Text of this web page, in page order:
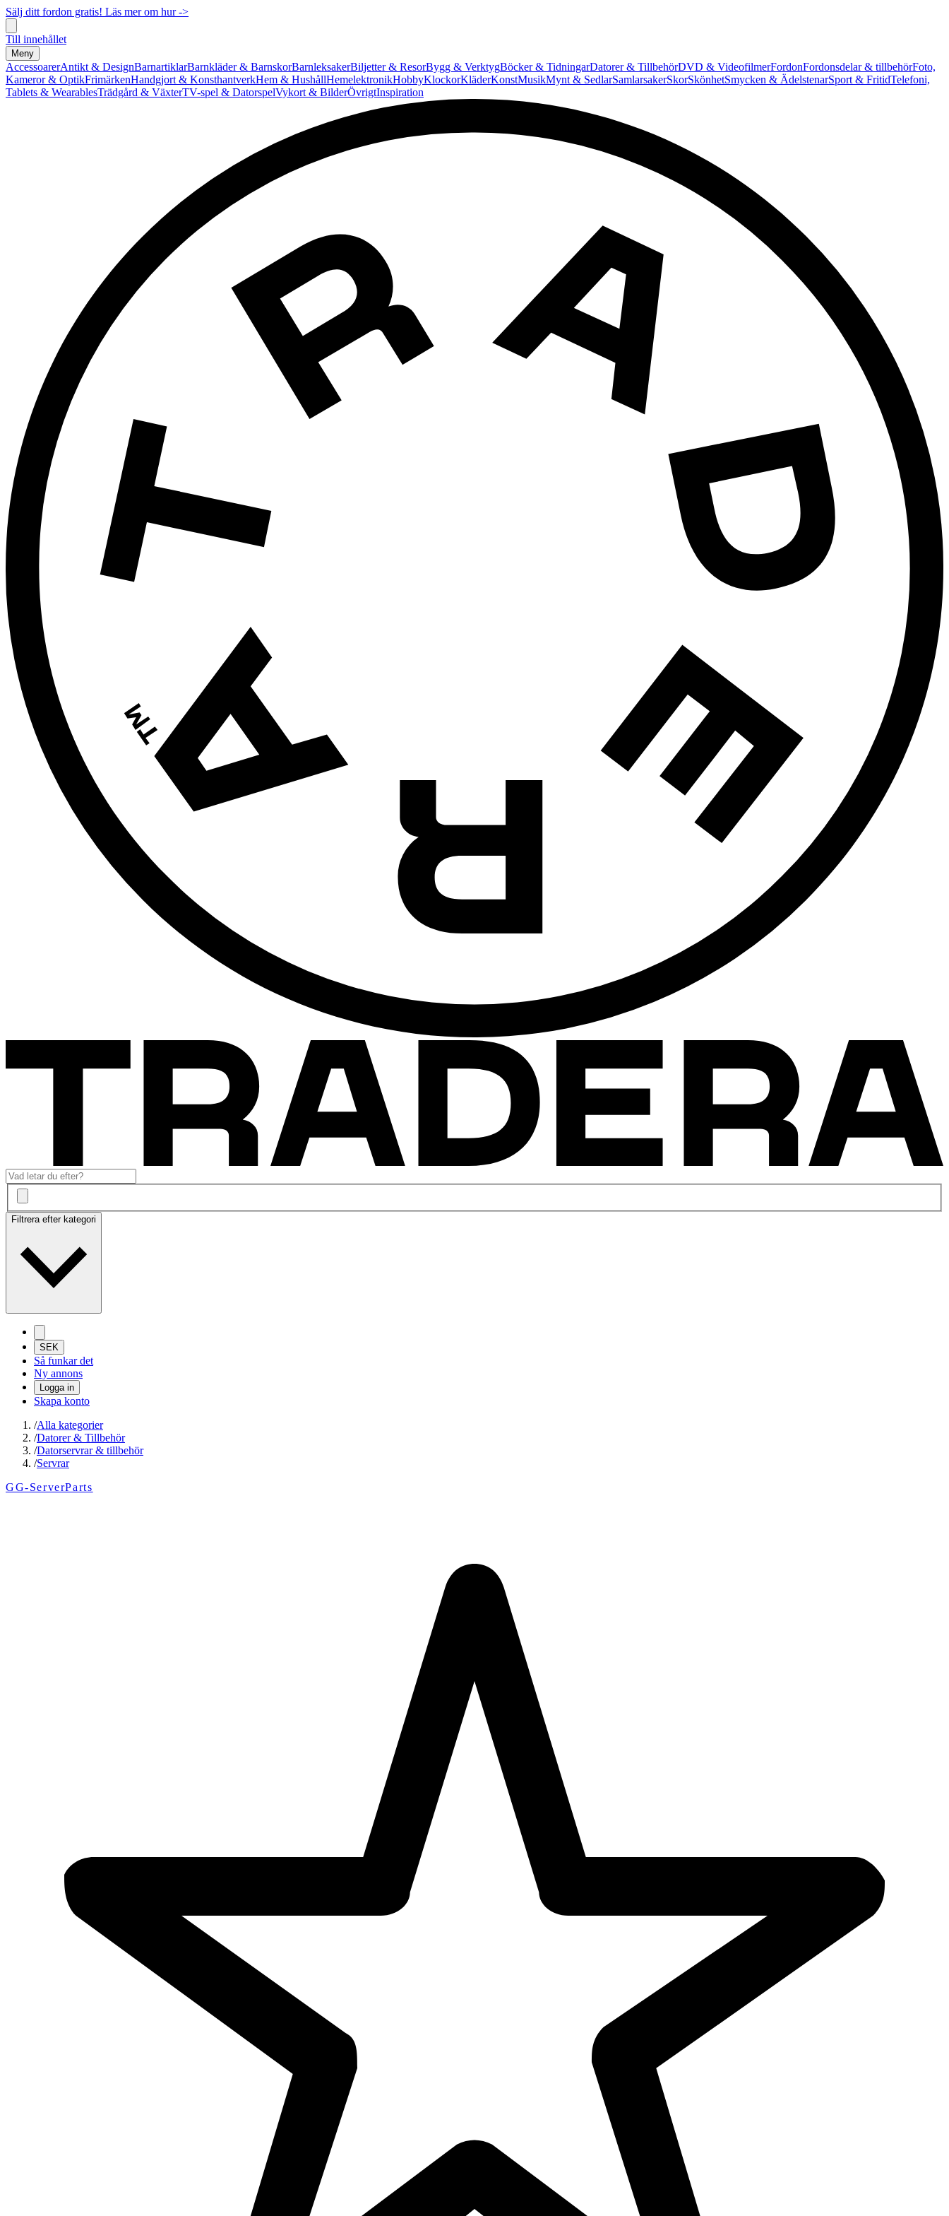
Sälj ditt fordon gratis! Läs mer om hur ->
Till innehållet
Meny
AccessoarerAntikt & DesignBarnartiklarBarnkläder & BarnskorBarnleksakerBiljetter & ResorBygg & VerktygBöcker & TidningarDatorer & TillbehörDVD & VideofilmerFordonFordonsdelar & tillbehörFoto,
Kameror & OptikFrimärkenHandgjort & KonsthantverkHem & HushållHemelektronikHobbyKlockorKläderKonstMusikMynt & SedlarSamlarsakerSkorSkönhetSmycken & ÄdelstenarSport & FritidTelefoni,
Tablets & WearablesTrädgård & VäxterTV-spel & DatorspelVykort & BilderÖvrigtInspiration
Filtrera efter kategori
SEK
Så funkar det
Ny annons
Logga in
Skapa konto
/Alla kategorier
/Datorer & Tillbehör
/Datorservrar & tillbehör
/Servrar
GG-ServerParts